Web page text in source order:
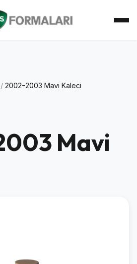
/ 2002-2003 Mavi Kaleci
Mavi